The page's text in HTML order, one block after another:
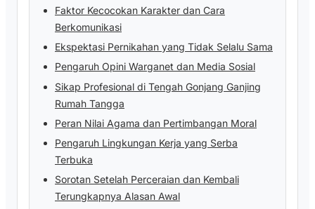
Faktor Kecocokan Karakter dan Cara
Berkomunikasi
Ekspektasi Pernikahan yang Tidak Selalu Sama
Pengaruh Opini Warganet dan Media Sosial
Sikap Profesional di Tengah Gonjang Ganjing
Rumah Tangga
Peran Nilai Agama dan Pertimbangan Moral
Pengaruh Lingkungan Kerja yang Serba
Terbuka
Sorotan Setelah Perceraian dan Kembali
Terungkapnya Alasan Awal